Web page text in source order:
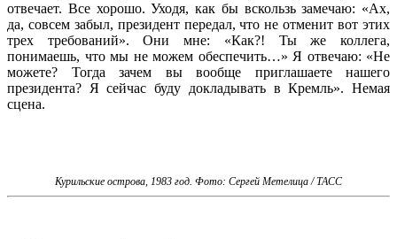
отвечает. Все хорошо. Уходя, как бы вскользь замечаю: «Ах,
да, совсем забыл, президент передал, что не отменит вот этих
трех требований». Они мне: «Как?! Ты же коллега,
понимаешь, что мы не можем обеспечить…» Я отвечаю: «Не
можете? Тогда зачем вы вообще приглашаете нашего
президента? Я сейчас буду докладывать в Кремль». Немая
сцена.
Курильские острова, 1983 год. Фото: Сергей Метелица / ТАСС